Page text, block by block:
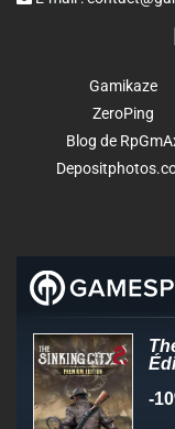
Gamikaze
ZeroPing
Blog de